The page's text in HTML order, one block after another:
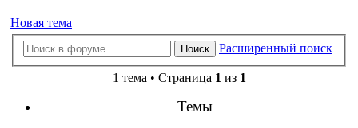
Новая тема
Поиск Расширенный поиск
1 тема • Страница 1 из 1
Темы